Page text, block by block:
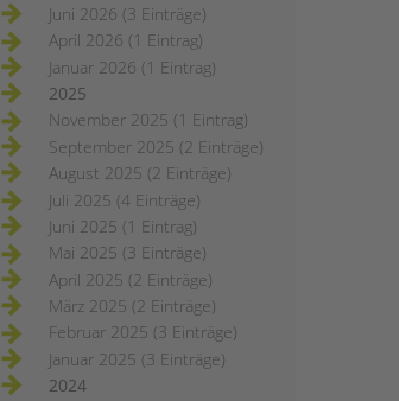
Juni 2026 (3 Einträge)
April 2026 (1 Eintrag)
Januar 2026 (1 Eintrag)
2025
November 2025 (1 Eintrag)
September 2025 (2 Einträge)
August 2025 (2 Einträge)
Juli 2025 (4 Einträge)
Juni 2025 (1 Eintrag)
Mai 2025 (3 Einträge)
April 2025 (2 Einträge)
März 2025 (2 Einträge)
Februar 2025 (3 Einträge)
Januar 2025 (3 Einträge)
2024